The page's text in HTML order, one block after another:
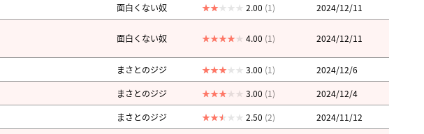
面白くない奴 2.00 (1) 2024/12/11
面白くない奴 4.00 (1) 2024/12/11
まさとのジジ 3.00 (1)
2024/12/6
まさとのジジ 3.00 (1)
2024/12/4
まさとのジジ 2.50 (2)
2024/11/12